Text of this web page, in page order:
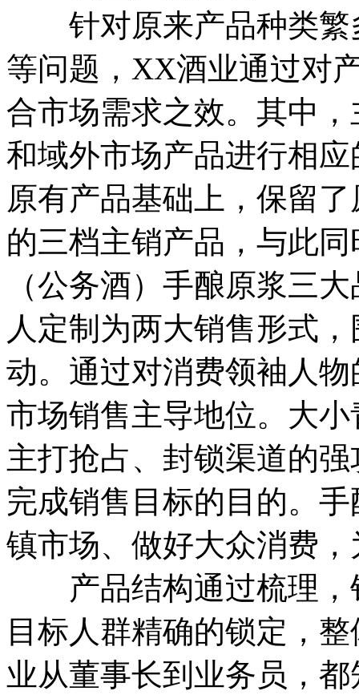
针对原来产品种类繁
等问题，XX酒业通过对
合市场需求之效。其中
和域外市场产品进行相
原有产品基础上，保留
的三档主销产品，与此
（公务酒）手酿原浆三
人定制为两大销售形式
动。通过对消费领袖人
市场销售主导地位。大
主打抢占、封锁渠道的
完成销售目标的目的。
镇市场、做好大众消费
产品结构通过梳理，
目标人群精确的锁定，
业从董事长到业务员，